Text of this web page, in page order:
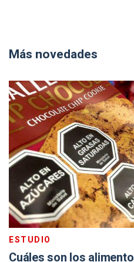
Más novedades
ESTUDIO
Cuáles son los